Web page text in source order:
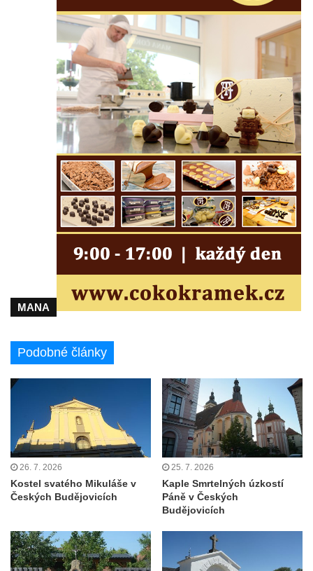
Křížovém vrchu ve Frýdlantu
Poustevna na Křížové cestě na Křížovém
vrchu ve Frýdlantu
Kostel svatého Jakuba Většího v Sokolově
Kostel Nanebevzetí Panny Marie ve
Slunečné
Kostel Jména Panny Marie v Sepekově
Kostel svatých Petra a Pavla v Růžové
Kaple Stětí svatého Jana Křtitele v
Rumburku
Bývalá synagoga v Milevsku
Kostel svaté Kateřiny Alexandrijské v
Kostel Božího Těla v Kraslicích
Kostel svaté Maří Magdalény v Karlových
Kaple Panny Marie pod hradem Přimda
Kaple Panny Marie v Kunčicích nad Labem
Hrobová kaple na hřbitově v Rychnově u
Jablonce nad Nisou
Márnice/hřbitovní kaple na hřbitově v
Rychnově u Jablonce nad Nisou
Výklenková kaple u rozcestí u domu čp. 42
v Krásné u Pěnčína
Márnice na hřbitově v Krásné u Pěnčína
Výklenková kaple naproti domu čp. 34 v
Krásné u Pěnčína
MANA
Podobné články
26. 7. 2026
Kostel svatého Mikuláše v
Českých Budějovicích
25. 7. 2026
Kaple Smrtelných úzkostí
Páně v Českých
Budějovicích